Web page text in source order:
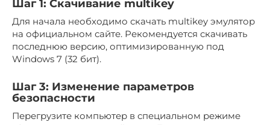
Шаг 1: Скачивание multikey
Для начала необходимо скачать multikey эмулятор
на официальном сайте. Рекомендуется скачивать
последнюю версию, оптимизированную под
Windows 7 (32 бит).
Шаг 3: Изменение параметров
безопасности
Перегрузите компьютер в специальном режиме